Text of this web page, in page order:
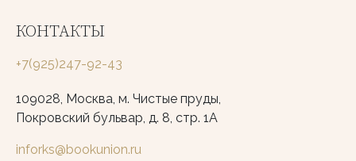
КОНТАКТЫ
+7(925)247-92-43
109028, Москва, м. Чистые пруды,
Покровский бульвар, д. 8, стр. 1А
inforks@bookunion.ru